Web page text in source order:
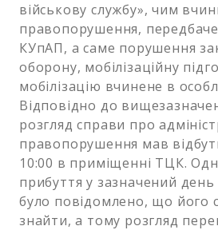
військову службу», чим
правопорушення,
КУпАП, а саме порушення
оборону, мобілізаційну
мобілізацію вчинене в
Відповідно до
розгляд справи про
правопорушення мав
10:00 в приміщенні ТЦК.
прибуття у зазначений
було повідомлено, що його
знайти, а тому розгляд